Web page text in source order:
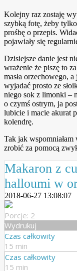
Kolejny raz zostaję
szybką fotę, żeby
prośbę o przepis.
pojawiały się
Dzisiejsze danie jest
wrażenie że piszę to
masła orzechowego,
wyjadać prosto ze
niego sok z limonki –
o czymś ostrym, ja
lubicie i macie akurat
kolendrę.
Tak jak
zrobić za pomocą
Makaron z
halloumi w
2018-06-27 13:08:07
Porcje: 2
Wydrukuj
Czas całkowity
15 min
Czas całkowity
15 min